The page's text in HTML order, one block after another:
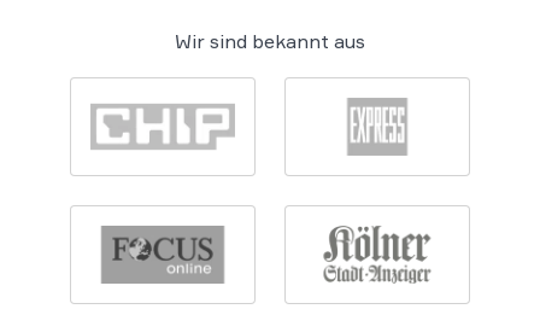
Wir sind bekannt aus